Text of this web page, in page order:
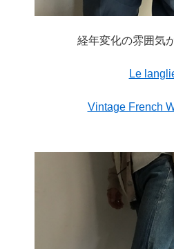
経年変化の雰囲気
Le
Vintage French